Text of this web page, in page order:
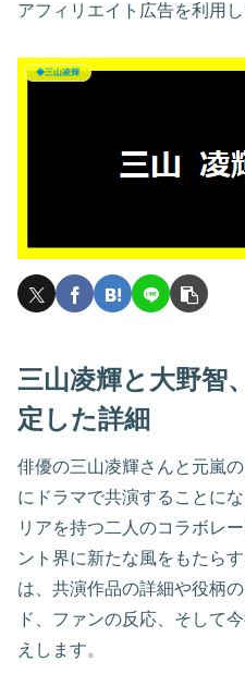
アフィリエイト広告を利用し
◆三山凌輝
三山凌輝と大野智
定した詳細
俳優の三山凌輝さんと元嵐
にドラマで共演することに
リアを持つ二人のコラボレ
ント界に新たな風をもたら
は、共演作品の詳細や役柄
ド、ファンの反応、そして
えします。